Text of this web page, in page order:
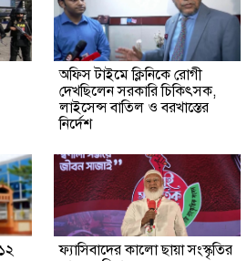
অফিস টাইমে ক্লিনিকে রোগী
দেখছিলেন সরকারি চিকিৎসক,
লাইসেন্স বাতিল ও বরখাস্তের
নির্দেশ
ফ্যাসিবাদের কালো ছায়া সংস্কৃতির